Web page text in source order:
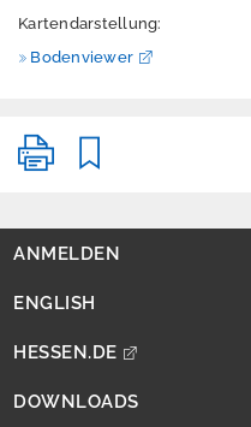
Kartendarstellung:
Bodenviewer
ANMELDEN
ENGLISH
HESSEN.DE
DOWNLOADS